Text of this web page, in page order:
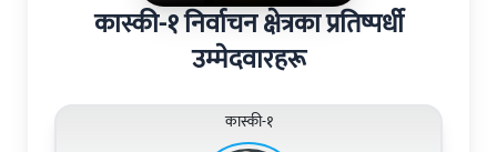
कास्की-१ निर्वाचन क्षेत्रका प्रतिष्पर्धी
उम्मेदवारहरू
कास्की-१